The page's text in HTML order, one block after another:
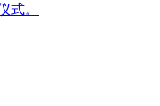
式。